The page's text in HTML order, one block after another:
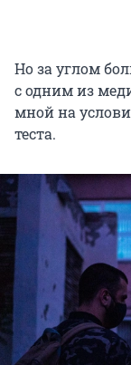
Но за углом
с одним из
мной на
теста.